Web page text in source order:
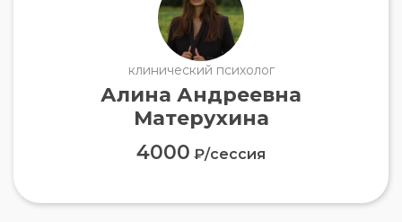
клинический психолог
Алина Андреевна
Матерухина
4000 ₽/сессия